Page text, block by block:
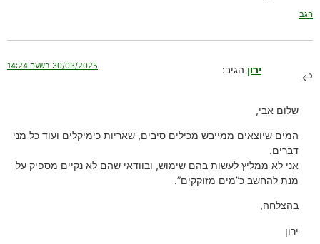
הגב
ירון הגיב: 30/03/2025 בשעה 14:24
שלום אבי,
המים שיוצאים ממייבש מכילים סיבים, שאריות כימיקלים ועוד כל מני
דברים.
אני לא ממליץ לעשות בהם שימוש, ובוודאי שהם לא נקיים מספיק על
מנת להחשב כ”מים מזוקקים”.
בהצלחה,
ירון